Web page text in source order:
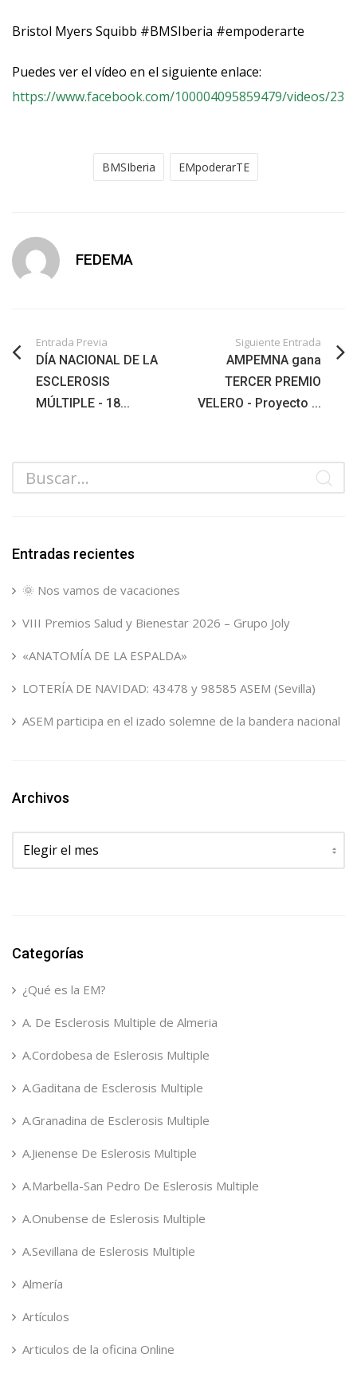
Bristol Myers Squibb #BMSIberia #empoderarte
Puedes ver el vídeo en el siguiente enlace:
https://www.facebook.com/100004095859479/videos/
BMSIberia EMpoderarTE
FEDEMA
Entrada Previa
DÍA NACIONAL DE LA
ESCLEROSIS
MÚLTIPLE - 18...
Siguiente Entrada
AMPEMNA gana
TERCER PREMIO
VELERO - Proyecto ...
Entradas recientes
🌞 Nos vamos de vacaciones
VIII Premios Salud y Bienestar 2026 – Grupo Joly
«ANATOMÍA DE LA ESPALDA»
LOTERÍA DE NAVIDAD: 43478 y 98585 ASEM (Sevilla)
ASEM participa en el izado solemne de la bandera nacional
Archivos
Archivos
Categorías
¿Qué es la EM?
A. De Esclerosis Multiple de Almeria
A.Cordobesa de Eslerosis Multiple
A.Gaditana de Esclerosis Multiple
A.Granadina de Esclerosis Multiple
A.Jienense De Eslerosis Multiple
A.Marbella-San Pedro De Eslerosis Multiple
A.Onubense de Eslerosis Multiple
A.Sevillana de Eslerosis Multiple
Almería
Artículos
Articulos de la oficina Online